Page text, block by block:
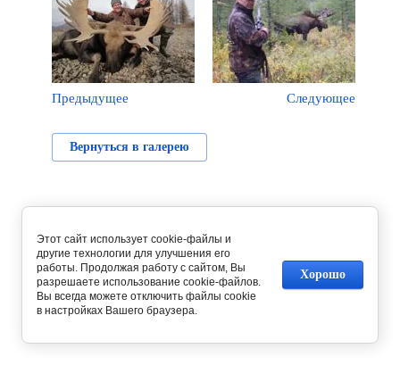
Предыдущее Следующее
Вернуться в галерею
Этот сайт использует cookie-файлы и
другие технологии для улучшения его
работы. Продолжая работу с сайтом, Вы
разрешаете использование cookie-файлов.
Вы всегда можете отключить файлы cookie
в настройках Вашего браузера.
Хорошо